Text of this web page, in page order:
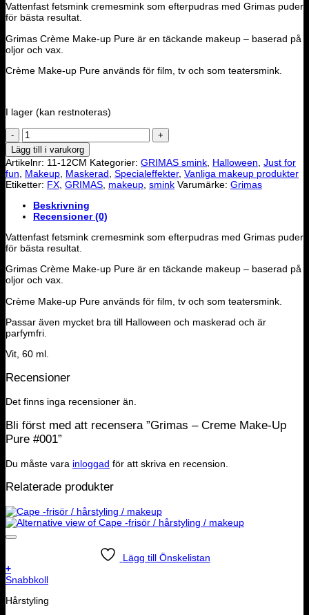
Vattenfast fetsmink cremesmink som efterpudras med Grimas puder
för bästa resultat.
Grimas Crème Make-up Pure är en täckande makeup – baserad på
oljor och vax.
Crème Make-up Pure används för film, tv och som teatersmink.
I lager (kan restnoteras)
Grimas
-
Creme
Make-
Up
Pure
mängd
Lägg till i varukorg
Artikelnr: 11-12CM Kategorier: GRIMAS smink Halloween Just for
fun
Makeup Maskerad Specialeffekter, Vanliga makeup produkter
Etiketter: FX GRIMAS makeup smink Varumärke: Grimas
Beskrivning
Recensioner (0)
Vattenfast fetsmink cremesmink som efterpudras med Grimas puder
för bästa resultat.
Grimas Crème Make-up Pure är en täckande makeup – baserad på
oljor och vax.
Crème Make-up Pure används för film, tv och som teatersmink.
Passar även mycket bra till Halloween och maskerad och är
parfymfri.
Vit, 60 ml.
Recensioner
Det finns inga recensioner än.
Bli först med att recensera ”Grimas – Creme Make-Up
Pure #001”
Du måste vara inloggad för att skriva en recension.
Relaterade produkter
Lägg till Önskelistan
+
Snabbkoll
Hårstyling